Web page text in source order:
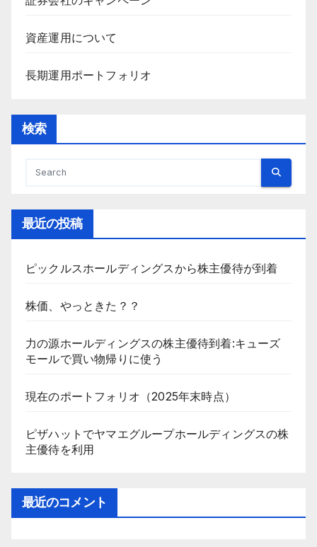
資産運用について
長期運用ポートフォリオ
検索
最近の投稿
ピックルスホールディングスから株主優待が到着
株価、やっときた？？
力の源ホールディングスの株主優待到着:キューズ
モールで買い物帰りに使う
現在のポートフォリオ（2025年末時点）
ピザハットでヤマエグループホールディングスの株
主優待を利用
最近のコメント